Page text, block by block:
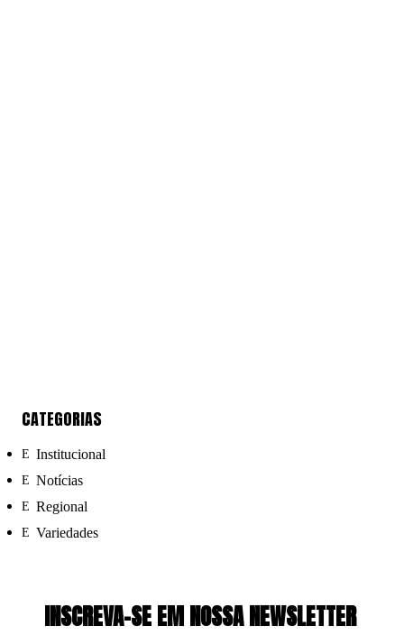
CATEGORIAS
Institucional
Notícias
Regional
Variedades
INSCREVA-SE EM NOSSA NEWSLETTER